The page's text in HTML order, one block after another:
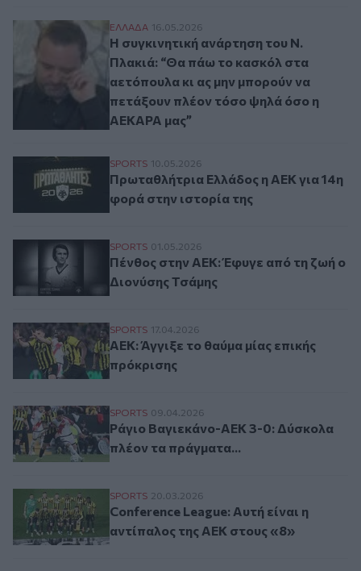
Η συγκινητική ανάρτηση του Ν. Πλακιά:
ΕΛΛAΔΑ 16.05.2026
Η συγκινητική ανάρτηση του Ν.
Πλακιά: “Θα πάω το κασκόλ στα
αετόπουλα κι ας μην μπορούν να
πετάξουν πλέον τόσο ψηλά όσο η
ΑΕΚΑΡΑ μας”
Πρωταθλήτρια Ελλάδος η ΑΕΚ για 14η
SPORTS 10.05.2026
Πρωταθλήτρια Ελλάδος η ΑΕΚ για 14η
φορά στην ιστορία της
Πένθος στην ΑΕΚ: Έφυγε από τη ζωή ο
SPORTS 01.05.2026
Πένθος στην ΑΕΚ: Έφυγε από τη ζωή ο
Διονύσης Τσάμης
ΑΕΚ: Άγγιξε το θαύμα μίας επικής
SPORTS 17.04.2026
ΑΕΚ: Άγγιξε το θαύμα μίας επικής
πρόκρισης
Ράγιο Βαγιεκάνο-ΑΕΚ 3-0: Δύσκολα
SPORTS 09.04.2026
Ράγιο Βαγιεκάνο-ΑΕΚ 3-0: Δύσκολα
πλέον τα πράγματα...
Conference League: Αυτή είναι η
SPORTS 20.03.2026
Conference League: Αυτή είναι η
αντίπαλος της ΑΕΚ στους «8»